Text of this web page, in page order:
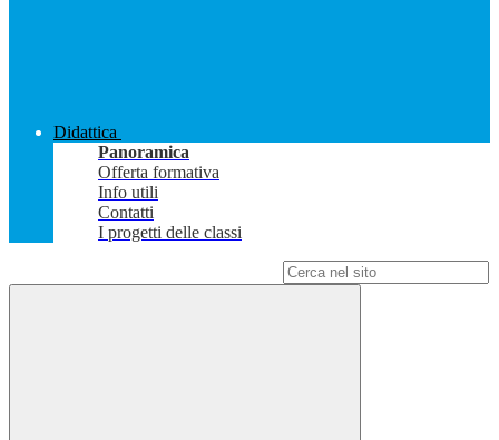
Didattica
Panoramica
Offerta formativa
Info utili
Contatti
I progetti delle classi